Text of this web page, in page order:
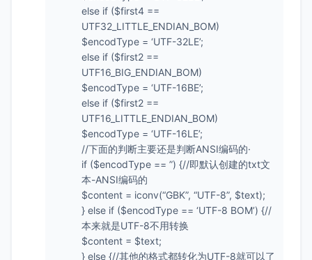
else if ($first4 ==
UTF32_LITTLE_ENDIAN_BOM)
$encodType = ‘UTF-32LE’;
else if ($first2 ==
UTF16_BIG_ENDIAN_BOM)
$encodType = ‘UTF-16BE’;
else if ($first2 ==
UTF16_LITTLE_ENDIAN_BOM)
$encodType = ‘UTF-16LE’;
//下面的判断主要还是判断ANSI编码的·
if ($encodType == ”) {//即默认创建的txt文
本-ANSI编码的
$content = iconv(“GBK”, “UTF-8”, $text);
} else if ($encodType == ‘UTF-8 BOM’) {//
本来就是UTF-8不用转换
$content = $text;
} else {//其他的格式都转化为UTF-8就可以了